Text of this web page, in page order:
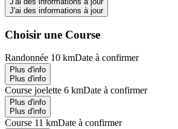
J'ai des informations à jour
Choisir une Course
Randonnée 10 kmDate à confirmer
Plus d'info
Plus d'info
Course joelette 6 kmDate à confirmer
Plus d'info
Plus d'info
Course 11 kmDate à confirmer